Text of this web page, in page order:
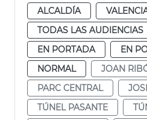
ALCALDÍA
TODAS LAS AUDIENCIAS
EN PORTADA
EN
NORMAL
JOAN
PARC CENTRAL
TÚNEL PASANTE